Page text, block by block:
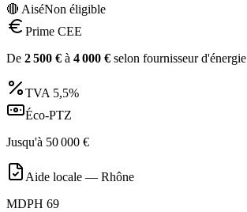
🔴 AiséNon éligible
Prime CEE
De 2 500 € à 4 000 € selon fournisseur d'énergie
TVA 5,5%
Éco-PTZ
Jusqu'à 50 000 €
Aide locale — Rhône
MDPH 69